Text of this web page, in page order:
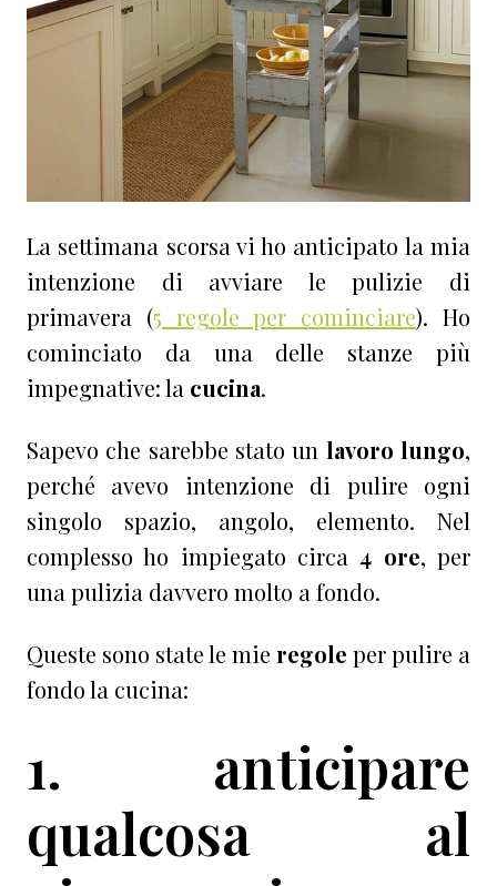
La settimana scorsa vi ho anticipato la mia
intenzione di avviare le pulizie di
primavera (5 regole per cominciare). Ho
cominciato da una delle stanze più
impegnative: la cucina.
Sapevo che sarebbe stato un lavoro lungo,
perché avevo intenzione di pulire ogni
singolo spazio, angolo, elemento. Nel
complesso ho impiegato circa4 ore, per
una pulizia davvero molto a fondo.
Queste sono state le mie regole per pulire a
fondo la cucina:
1. anticipare
qualcosa al